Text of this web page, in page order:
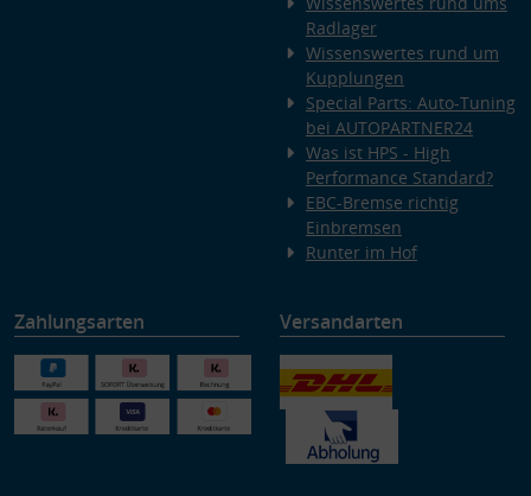
Radlager
Wissenswertes rund um
Kupplungen
Special Parts: Auto-Tuning
bei AUTOPARTNER24
Was ist HPS - High
Performance Standard?
EBC-Bremse richtig
Einbremsen
Runter im Hof
Zahlungsarten Versandarten